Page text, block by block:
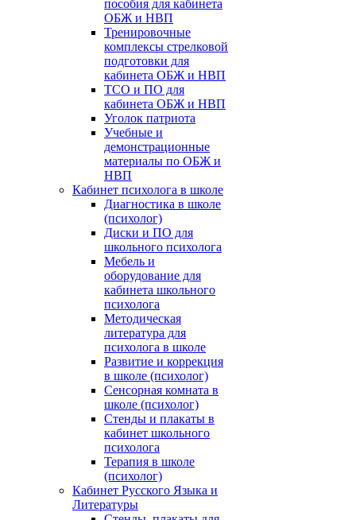
пособия для кабинета
ОБЖ и НВП
Тренировочные
комплексы стрелковой
подготовки для
кабинета ОБЖ и НВП
ТСО и ПО для
кабинета ОБЖ и НВП
Уголок патриота
Учебные и
демонстрационные
материалы по ОБЖ и
НВП
Кабинет психолога в школе
Диагностика в школе
(психолог)
Диски и ПО для
школьного психолога
Мебель и
оборудование для
кабинета школьного
психолога
Методическая
литература для
психолога в школе
Развитие и коррекция
в школе (психолог)
Сенсорная комната в
школе (психолог)
Стенды и плакаты в
кабинет школьного
психолога
Терапия в школе
(психолог)
Кабинет Русского Языка и
Литературы